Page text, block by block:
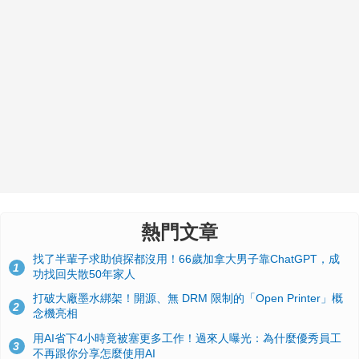
熱門文章
1
找了半輩子求助偵探都沒用！66歲加拿大男子靠ChatGPT，成
功找回失散50年家人
2
打破大廠墨水綁架！開源、無 DRM 限制的「Open Printer」概
念機亮相
3
用AI省下4小時竟被塞更多工作！過來人曝光：為什麼優秀員工
不再跟你分享怎麼使用AI